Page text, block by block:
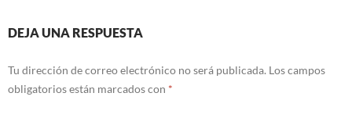
DEJA UNA RESPUESTA
Tu dirección de correo electrónico no será publicada. Los campos
obligatorios están marcados con *